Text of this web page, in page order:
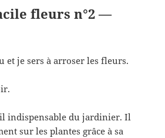
fleurs n°2 —
et je sers à arroser les fleurs.
indispensable du jardinier. Il
sur les plantes grâce à sa